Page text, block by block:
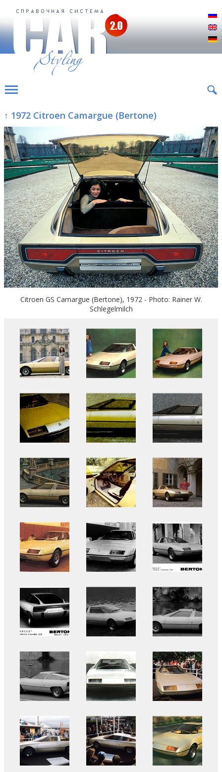
↑ 1972 Citroen Camargue (Bertone)
Citroen GS Camargue (Bertone), 1972 - Photo: Rainer W.
Schlegelmilch